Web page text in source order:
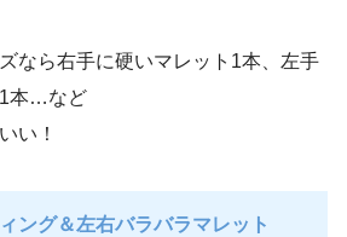
なら右手に硬いマレット1本、左手
1本…など
い！
ング＆左右バラバラマレット